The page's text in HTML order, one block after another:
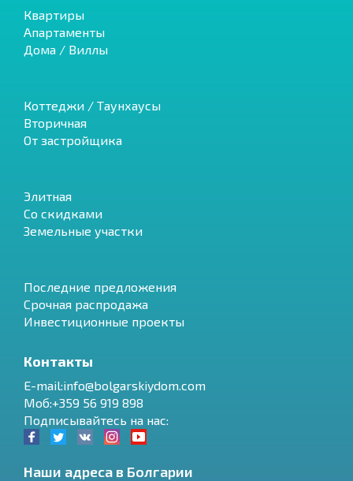
Квартиры
Апартаменты
Дома / Виллы
Коттеджи / Таунхаусы
Вторичная
От застройщика
Элитная
Со скидками
Земельные участки
Последние предложения
Срочная распродажа
Инвестиционные проекты
Контакты
E-mail:info@bolgarskiydom.com
Моб:+359 56 919 898
Подписывайтесь на нас:
Наши адреса в Болгарии